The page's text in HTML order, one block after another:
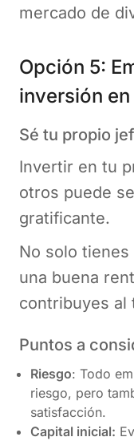
mercado de
Opción 5:
inversión
Sé tu propio
Invertir en tu
otros puede
gratificante.
No solo
una buena
contribuyes al
Puntos a
Riesgo: Todo
riesgo, pero
satisfacción.
Capital inicial: